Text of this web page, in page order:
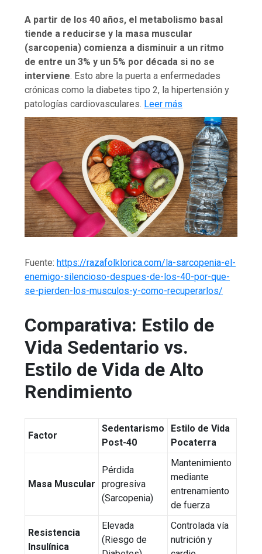
A partir de los 40 años, el metabolismo basal
tiende a reducirse y la masa muscular
(sarcopenia) comienza a disminuir a un ritmo
de entre un 3% y un 5% por década si no se
interviene. Esto abre la puerta a enfermedades
crónicas como la diabetes tipo 2, la hipertensión y
patologías cardiovasculares. Leer más
Fuente:https://razafolklorica.com/la-sarcopenia-el-
enemigo-silencioso-despues-de-los-40-por-que-
se-pierden-los-musculos-y-como-recuperarlos/
Comparativa: Estilo de
Vida Sedentario vs.
Estilo de Vida de Alto
Rendimiento
Factor
Sedentarismo
Post-40
Estilo de Vida
Pocaterra
Masa Muscular
Pérdida
progresiva
(Sarcopenia)
Mantenimiento
mediante
entrenamiento
de fuerza
Resistencia
Insulínica
Elevada
(Riesgo de
Controlada vía
nutrición y